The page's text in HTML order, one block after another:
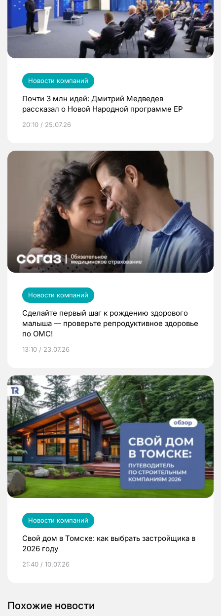
Новости компаний
Почти 3 млн идей: Дмитрий Медведев
рассказал о Новой Народной программе ЕР
20:10 / 25.07.26
Новости компаний
Сделайте первый шаг к рождению здорового
малыша — проверьте репродуктивное здоровье
по ОМС!
13:10 / 23.07.26
Новости компаний
Свой дом в Томске: как выбрать застройщика в
2026 году
21:40 / 10.07.26
Похожие новости